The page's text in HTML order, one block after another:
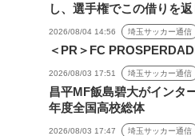
し、選手権でこの借りを返
2026/08/04 14:56 埼玉サッカー通信
＜PR＞FC
2026/08/03 17:51 埼玉サッカー通信
昌平MF飯島碧大がインタ
年度全国高校総体
2026/08/03 17:47 埼玉サッカー通信